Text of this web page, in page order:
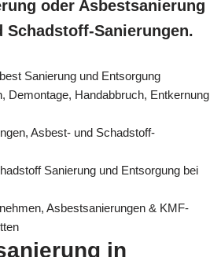
oder Asbestsanierung
Schadstoff-Sanierungen.
Sanierung und Entsorgung
Demontage, Handabbruch, Entkernung
Asbest- und Schadstoff-
Sanierung und Entsorgung bei
Asbestsanierungen & KMF-
in